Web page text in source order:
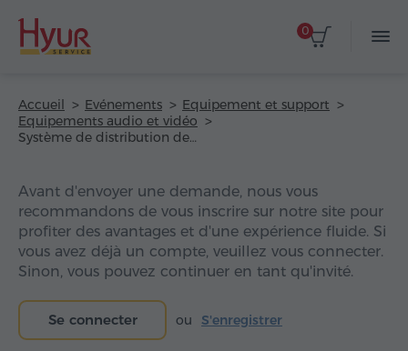
0
Accueil Evénements
Equipement et support
Equipements audio et vidéo
Système de distribution des signaux audio
Avant d'envoyer une demande, nous vous
recommandons de vous inscrire sur notre site pour
profiter des avantages et d'une expérience fluide. Si
vous avez déjà un compte, veuillez vous connecter.
Sinon, vous pouvez continuer en tant qu'invité.
Se connecter ou S'enregistrer